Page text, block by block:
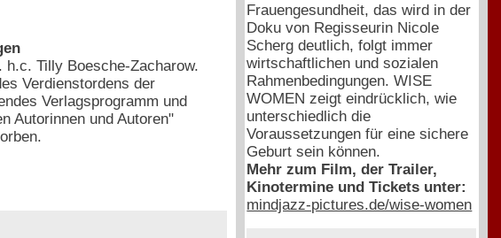
h.c. Tilly Boesche-Zacharow.
Verdienstordens der
Verlagsprogramm und
Autorinnen und Autoren"
Frauengesundheit, das wird in der
Doku von Regisseurin Nicole
Scherg deutlich, folgt immer
wirtschaftlichen und sozialen
Rahmenbedingungen. WISE
WOMEN zeigt eindrücklich, wie
unterschiedlich die
Voraussetzungen für eine sichere
Geburt sein können.
Mehr zum Film, der Trailer,
Kinotermine und Tickets unter:
mindjazz-pictures.de/wise-women